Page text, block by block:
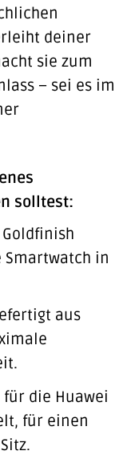
deiner
sie zum
– sei es im
solltest:
in
aus
für die Huawei
für einen